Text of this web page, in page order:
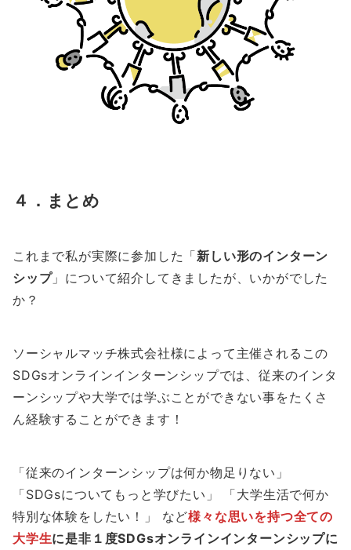
４． まとめ
これまで私が実際に参加した「新しい形のインターン
シップ」について紹介してきましたが、いかがでした
か？
ソーシャルマッチ株式会社様によって主催されるこの
SDGsオンラインインターンシップでは、従来のインタ
ーンシップや大学では学ぶことができない事をたくさ
ん経験することができます！
「従来のインターンシップは何か物足りない」
「SDGsについてもっと学びたい」 「大学生活で何か
特別な体験をしたい！」 など様々な思いを持つ全ての
大学生に是非１度SDGsオンラインインターンシップに